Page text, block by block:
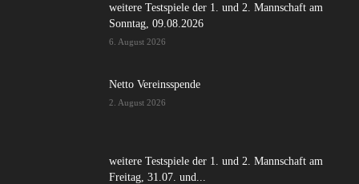
weitere Testspiele der 1. und 2. Mannschaft am
Sonntag, 09.08.2026
6. August 2026
Netto Vereinsspende
2. August 2026
weitere Testspiele der 1. und 2. Mannschaft am
Freitag, 31.07. und...